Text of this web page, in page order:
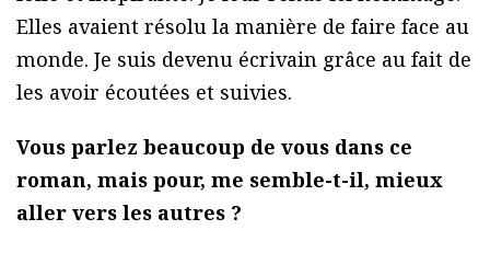
Elles avaient résolu la manière de faire face au
monde. Je suis devenu écrivain grâce au fait de
les avoir écoutées et suivies.
Vous parlez beaucoup de vous dans ce
roman, mais pour, me semble-t-il, mieux
aller vers les autres ?